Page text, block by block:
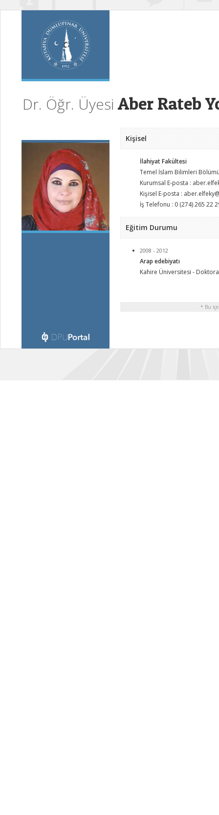
Dr. Öğr. Üyesi Aber Rateb
Kişisel
İlahiyat Fakültesi
Temel İslam Bilimleri
Kurumsal E-posta :
Kişisel E-posta :
İş Telefonu : 0 (274) 265 22
Eğitim Durumu
2008 - 2012
Arap edebiyatı
Kahire Üniversitesi - Doktora
* Bu